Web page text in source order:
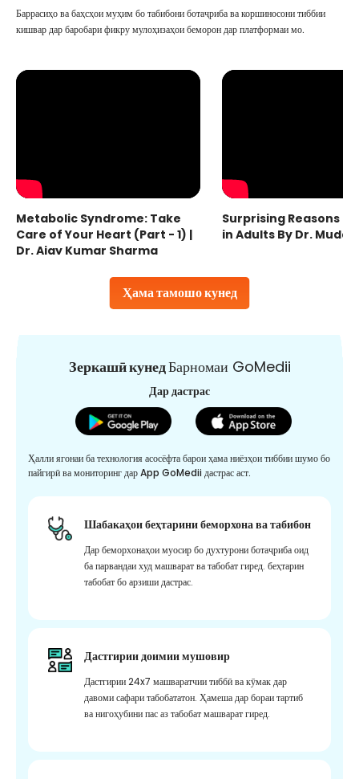
Ҳама тамошо кунед
Баррасиҳо ва баҳсҳои муҳим бо табибони ботаҷриба ва коршиносони тиббии
кишвар дар баробари фикру мулоҳизаҳои беморон дар платформаи мо.
Metabolic Syndrome: Take
Care of Your Heart (Part - 1) |
Dr. Ajay Kumar Sharma
Surprising Reasons
in Adults By Dr.
Зеркашӣ кунедБарномаи GoMedii
Дар дастрас
Ҳалли ягонаи ба технология асосёфта барои ҳама ниёзҳои тиббии шумо бо
пайгирӣ ва мониторинг дар App GoMedii дастрас аст.
Шабакаҳои беҳтарини беморхона ва табибон
Дар беморхонаҳои муосир бо духтурони ботаҷриба оид
ба парвандаи худ машварат ва табобат гиред. беҳтарин
табобат бо арзиши дастрас.
Дастгирии доимии мушовир
Дастгирии 24x7 машваратчии тиббӣ ва кӯмак дар
давоми сафари табобататон. Ҳамеша дар бораи тартиб
ва нигоҳубини пас аз табобат машварат гиред.